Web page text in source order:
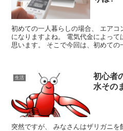
初めての一人暮らしの場合、 エア
になりますよね。 電気代金によって
思います。 そこで今回は、初めて
生活
初心者
水その
突然ですが、 みなさんはザリガニ